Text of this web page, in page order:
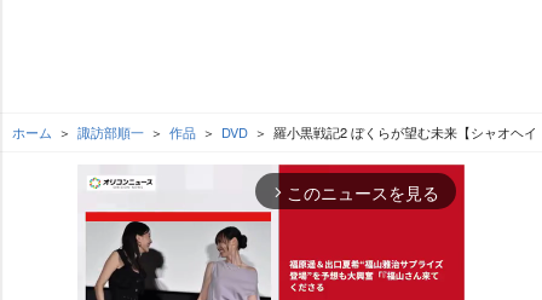
ホーム 諏訪部順一 作品 DVD 羅小黒戦記2 ぼくらが望む未来【シャオヘ
arrow_forward_ios このニュースを見る